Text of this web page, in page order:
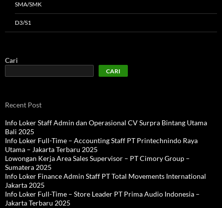
SMA/SMK
D3/S1
Cari
CARI
Recent Post
Info Loker Staff Admin dan Operasional CV Surpra Bintang Utama
Bali 2025
Info Loker Full-Time – Accounting Staff PT Printechnindo Raya
Utama – Jakarta Terbaru 2025
Lowongan Kerja Area Sales Supervisor – PT Cimory Group –
Sumatera 2025
Info Loker Finance Admin Staff PT Total Movements International
Jakarta 2025
Info Loker Full-Time – Store Leader PT Prima Audio Indonesia –
Jakarta Terbaru 2025